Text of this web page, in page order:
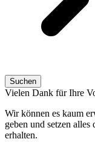
Suchen
Vielen Dank für Ihre
Wir können es kaum
geben und setzen
erhalten.